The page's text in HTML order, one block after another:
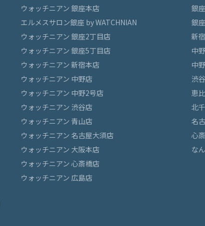
ウォッチニアン 銀座本店
エルメスサロン銀座 by WATCHNIAN
ウォッチニアン 銀座2丁目店
ウォッチニアン 銀座5丁目店
ウォッチニアン 新宿本店
ウォッチニアン 中野店
ウォッチニアン 中野2号店
ウォッチニアン 渋谷店
ウォッチニアン 青山店
ウォッチニアン 名古屋大須店
ウォッチニアン 大阪本店
ウォッチニアン 心斎橋店
ウォッチニアン 広島店
銀
銀
新
中
中
渋
恵
北
名
心
な